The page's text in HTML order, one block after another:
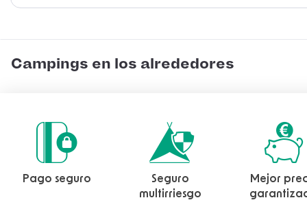
Campings en los alrededores
Pago seguro
Seguro
multirriesgo
Mejor